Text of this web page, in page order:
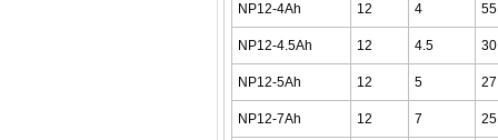
NP12-4Ah 12 4 55
NP12-4.5Ah 12 4.5 30
NP12-5Ah 12 5 27
NP12-7Ah 12 7 25